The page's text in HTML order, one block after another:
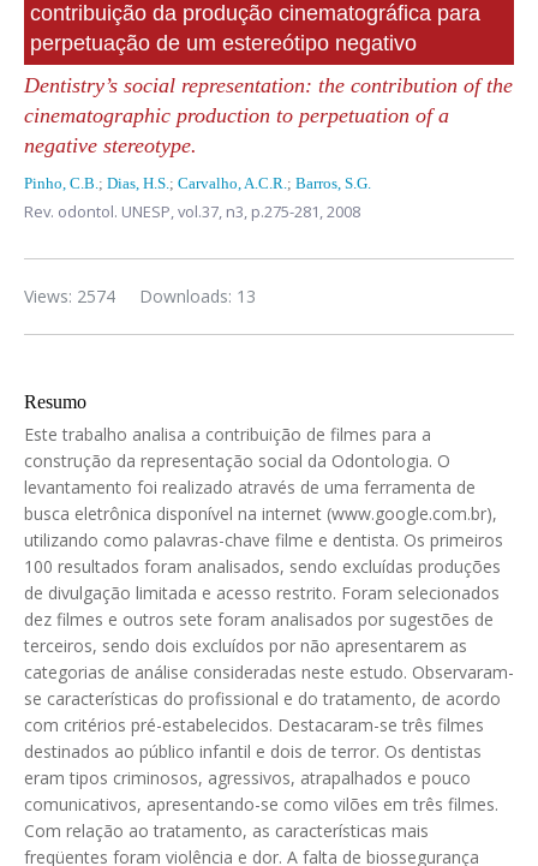
contribuição da produção cinematográfica para
perpetuação de um estereótipo negativo
Dentistry’s social representation: the contribution of the
cinematographic production to perpetuation of a
negative stereotype.
Pinho, C.B.; Dias, H.S.; Carvalho, A.C.R.; Barros, S.G.
Rev. odontol. UNESP,vol.37, n3, p.275-281, 2008
Downloads: 13
Views: 2574
Resumo
Este trabalho analisa a contribuição de filmes para a
construção da representação social da Odontologia. O
levantamento foi realizado através de uma ferramenta de
busca eletrônica disponível na internet (www.google.com.br),
utilizando como palavras-chave filme e dentista. Os primeiros
100 resultados foram analisados, sendo excluídas produções
de divulgação limitada e acesso restrito. Foram selecionados
dez filmes e outros sete foram analisados por sugestões de
terceiros, sendo dois excluídos por não apresentarem as
categorias de análise consideradas neste estudo. Observaram-
se características do profissional e do tratamento, de acordo
com critérios pré-estabelecidos. Destacaram-se três filmes
destinados ao público infantil e dois de terror. Os dentistas
eram tipos criminosos, agressivos, atrapalhados e pouco
comunicativos, apresentando-se como vilões em três filmes.
Com relação ao tratamento, as características mais
freqüentes foram violência e dor. A falta de biossegurança